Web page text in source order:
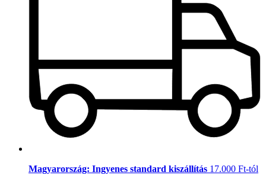
Magyarország: Ingyenes standard kiszállítás 17.000 Ft-tól